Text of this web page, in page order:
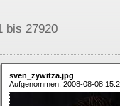
bis 27920
sven_zywitza.jpg
Aufgenommen: 2008-08-08